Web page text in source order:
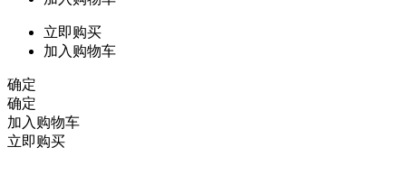
立即购买
加入购物车
确定
确定
加入购物车
立即购买